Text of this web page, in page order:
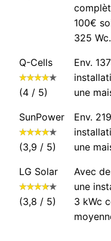
100€
325 Wc.
Q-Cells
(4 / 5)
Env.
une
SunPower
(3,9 / 5)
Env.
une
LG Solar
(3,8 / 5)
Avec
une
3 kWc